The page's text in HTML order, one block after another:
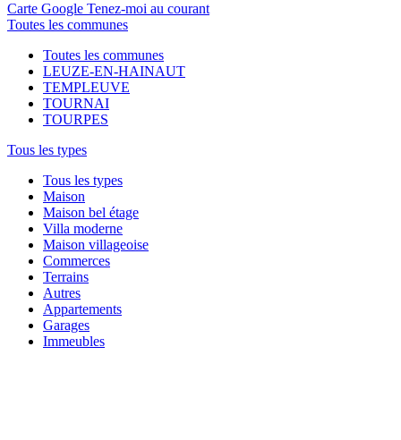
Carte Google Tenez-moi au courant
Toutes les communes
Toutes les communes
LEUZE-EN-HAINAUT
TEMPLEUVE
TOURNAI
TOURPES
Tous les types
Tous les types
Maison
Maison bel étage
Villa moderne
Maison villageoise
Commerces
Terrains
Autres
Appartements
Garages
Immeubles